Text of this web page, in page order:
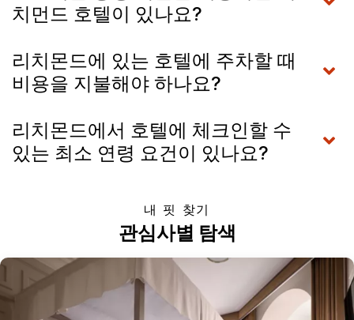
치먼드 호텔이 있나요?
리치몬드에 있는 호텔에 주차할 때
비용을 지불해야 하나요?
리치몬드에서 호텔에 체크인할 수
있는 최소 연령 요건이 있나요?
내 핏 찾기
관심사별 탐색